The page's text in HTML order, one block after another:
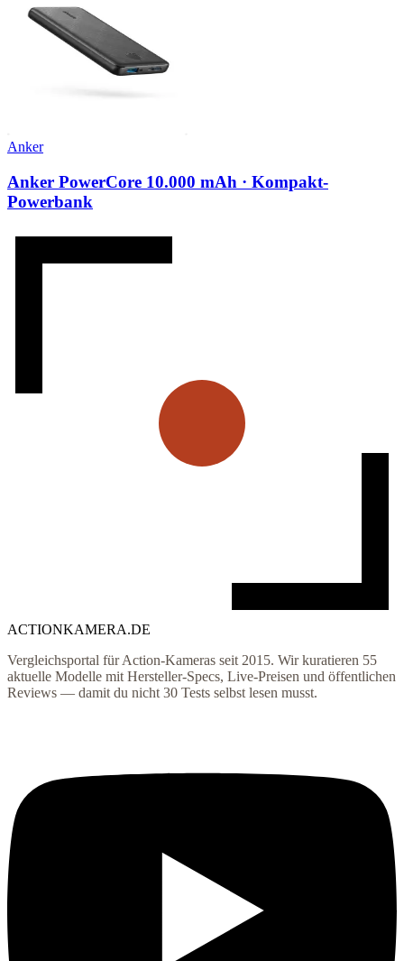
Anker
Anker PowerCore 10.000 mAh · Kompakt-
Powerbank
ACTIONKAMERA.DE
Vergleichsportal für Action-Kameras seit 2015. Wir kuratieren 55
aktuelle Modelle mit Hersteller-Specs, Live-Preisen und öffentlichen
Reviews — damit du nicht 30 Tests selbst lesen musst.